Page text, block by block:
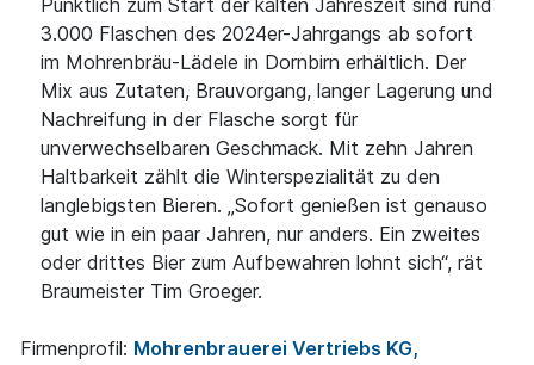
Pünktlich zum Start der kalten Jahreszeit sind rund
3.000 Flaschen des 2024er-Jahrgangs ab sofort
im Mohrenbräu-Lädele in Dornbirn erhältlich. Der
Mix aus Zutaten, Brauvorgang, langer Lagerung und
Nachreifung in der Flasche sorgt für
unverwechselbaren Geschmack. Mit zehn Jahren
Haltbarkeit zählt die Winterspezialität zu den
langlebigsten Bieren. „Sofort genießen ist genauso
gut wie in ein paar Jahren, nur anders. Ein zweites
oder drittes Bier zum Aufbewahren lohnt sich“, rät
Braumeister Tim Groeger.
Firmenprofil: Mohrenbrauerei Vertriebs KG,